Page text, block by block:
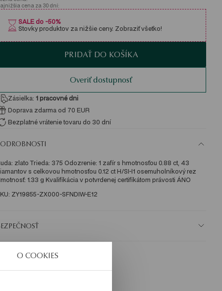
O COOKIES
cena za 30 dní:
SALE do -50%
Stovky produktov za nižšie ceny. Zobraziť všetko!
PRIDAŤ DO KOŠÍKA
Overiť dostupnosť
Zásielka: 1 pracovné dni
Doprava zdarma od 70 EUR
Bezplatné vrátenie tovaru do 30 dní
zlato Trieda: 375 Odozrenie: 1 zafír s hmotnosťou 0.88 ct, 43
s celkovou hmotnosťou 0.12 ct H/SI-I1 osemuholníkový rez
1.33 g Kvalifikácia v potvrdenej certifikátom právosti ÁNO
ZY19855-ZX000-SFNDIW-E12